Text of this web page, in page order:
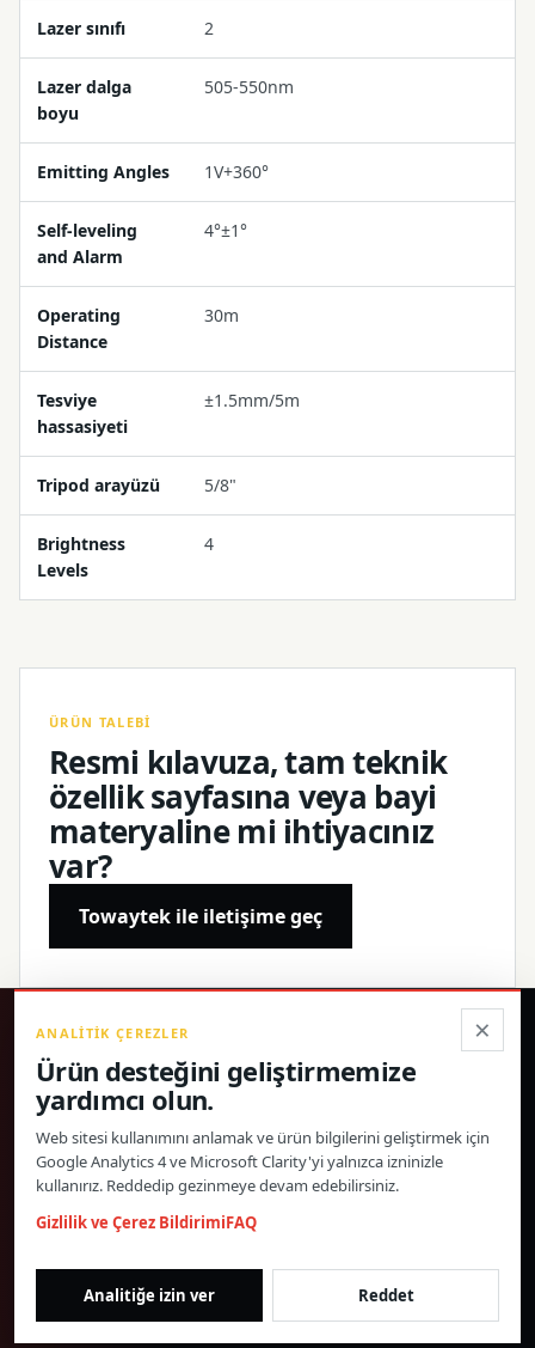
Lazer sınıfı 2
Lazer dalga
boyu
505-550nm
Emitting Angles 1V+360°
Self-leveling
and Alarm
4°±1°
Operating
Distance
30m
Tesviye
hassasiyeti
±1.5mm/5m
Tripod arayüzü 5/8"
Brightness
Levels
4
ÜRÜN TALEBI
Resmi kılavuza, tam teknik
özellik sayfasına veya bayi
materyaline mi ihtiyacınız
var?
Towaytek ile iletişime geç
Hassas ürünler, doğrulanmış teknik özellikler ve
doğrudan küresel destek.
© 2026 Toway Technology (Shanghai) Co., Ltd. Tüm hakları saklıdır.
ÜRÜN MATERYALLERI VE BAYI IŞ BIRLIĞI
×
ANALITIK ÇEREZLER
Ürün desteğini geliştirmemize
yardımcı olun.
Web sitesi kullanımını anlamak ve ürün bilgilerini geliştirmek için
Google Analytics 4 ve Microsoft Clarity'yi yalnızca izninizle
kullanırız. Reddedip gezinmeye devam edebilirsiniz.
Gizlilik ve Çerez BildirimiFAQ
Analitiğe izin ver Reddet